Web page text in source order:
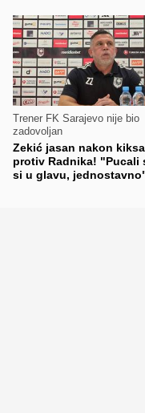
Trener FK Sarajevo nije bio
zadovoljan
Zekić jasan nakon kiksa
protiv Radnika! "Pucali
si u glavu,